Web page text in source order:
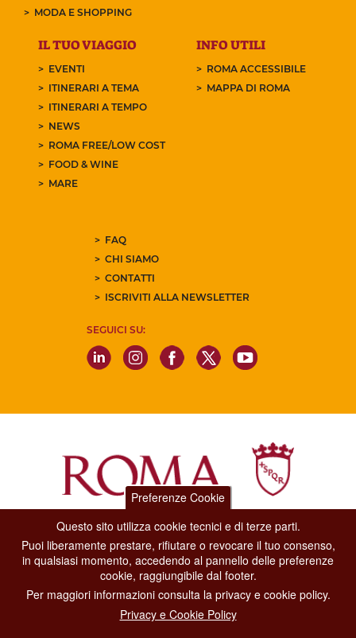
MODA E SHOPPING
IL TUO VIAGGIO
EVENTI
ITINERARI A TEMA
ITINERARI A TEMPO
NEWS
ROMA FREE/LOW COST
FOOD & WINE
MARE
INFO UTILI
ROMA ACCESSIBILE
MAPPA DI ROMA
FAQ
CHI SIAMO
CONTATTI
ISCRIVITI ALLA NEWSLETTER
SEGUICI SU:
Dipartimento Grandi Eventi, Sport, Turismo e Moda.
Via di San Basilio, 51
00187 Roma
CONTACT CENTER TEL. 06 06 08
CONTATTA LA REDAZIONE
Preferenze Cookie
Questo sito utilizza cookie tecnici e di terze parti.
Puoi liberamente prestare, rifiutare o revocare il tuo consenso,
in qualsiasi momento, accedendo al pannello delle preferenze
cookie, raggiungibile dal footer.
Per maggiori informazioni consulta la privacy e cookie policy.
Privacy e Cookie Policy